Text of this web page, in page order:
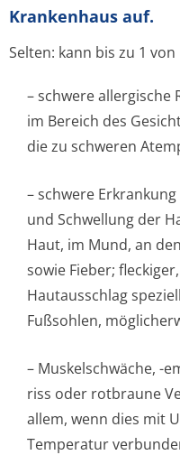
Krankenhaus auf.
Selten: kann bis zu 1
– schwere allergische
im Bereich des
die zu schweren
– schwere
und Schwellung der
Haut, im Mund, an
sowie Fieber;
Hautausschlag
Fußsohlen,
– Muskelschwäche, -
riss oder rotbraune
allem, wenn dies mit
Temperatur